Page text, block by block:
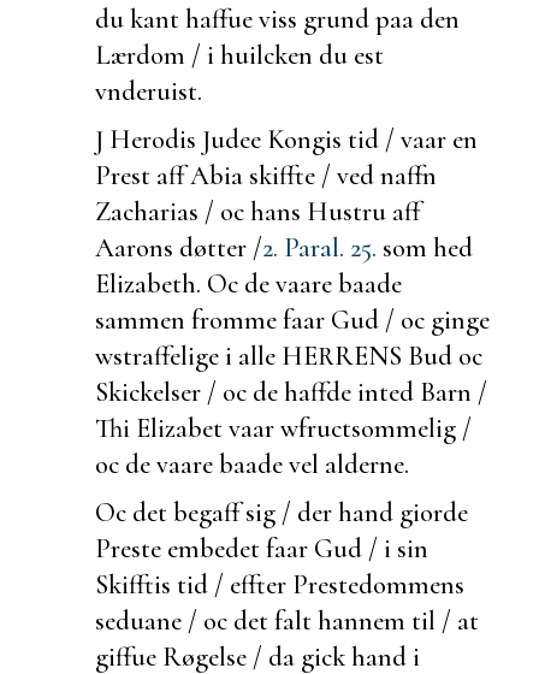
du kant haffue viss grund paa den
Lærdom / i huilcken du est
vnderuist.
J Herodis Judee Kongis tid / vaar en
Prest aff Abia skiffte / ved naffn
Zacharias / oc hans Hustru aff
Aarons døtter /2. Paral. 25. som hed
Elizabeth. Oc de vaarebaade
sammen fromme faar Gud / oc ginge
wstraffelige i alle HERRENS Bud oc
Skickelser / oc de haffde inted Barn /
Thi Elizabet vaar wfructsommelig /
oc de vaarebaade vel alderne.
Oc detbegaff sig / der hand giorde
Preste embedet faar Gud / i sin
Skifftis tid / effter Prestedommens
seduane / oc det falt hannem til / at
giffue Røgelse / da gick hand i